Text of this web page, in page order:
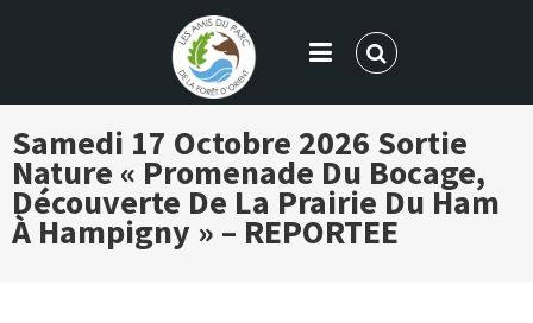
LES AMIS DU PARC DE LA FORÊT
D'ORIENT
Samedi 17 Octobre 2026 Sortie
Nature « Promenade Du Bocage,
Découverte De La Prairie Du Ham
À Hampigny » – REPORTEE